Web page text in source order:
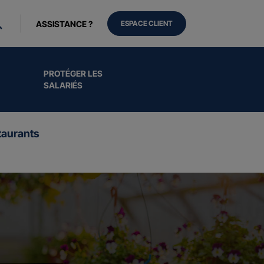
PROTÉGER LES
SALARIÉS
ASSISTANCE ? ESPACE CLIENT